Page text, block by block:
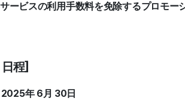
ービスの利用手数料を免除するプロモー
程]
年 6月 30日